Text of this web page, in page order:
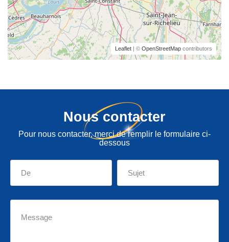
Leaflet | © OpenStreetMap contributors
Nous contacter
Pour nous contacter, merci de remplir le formulaire ci-
dessous